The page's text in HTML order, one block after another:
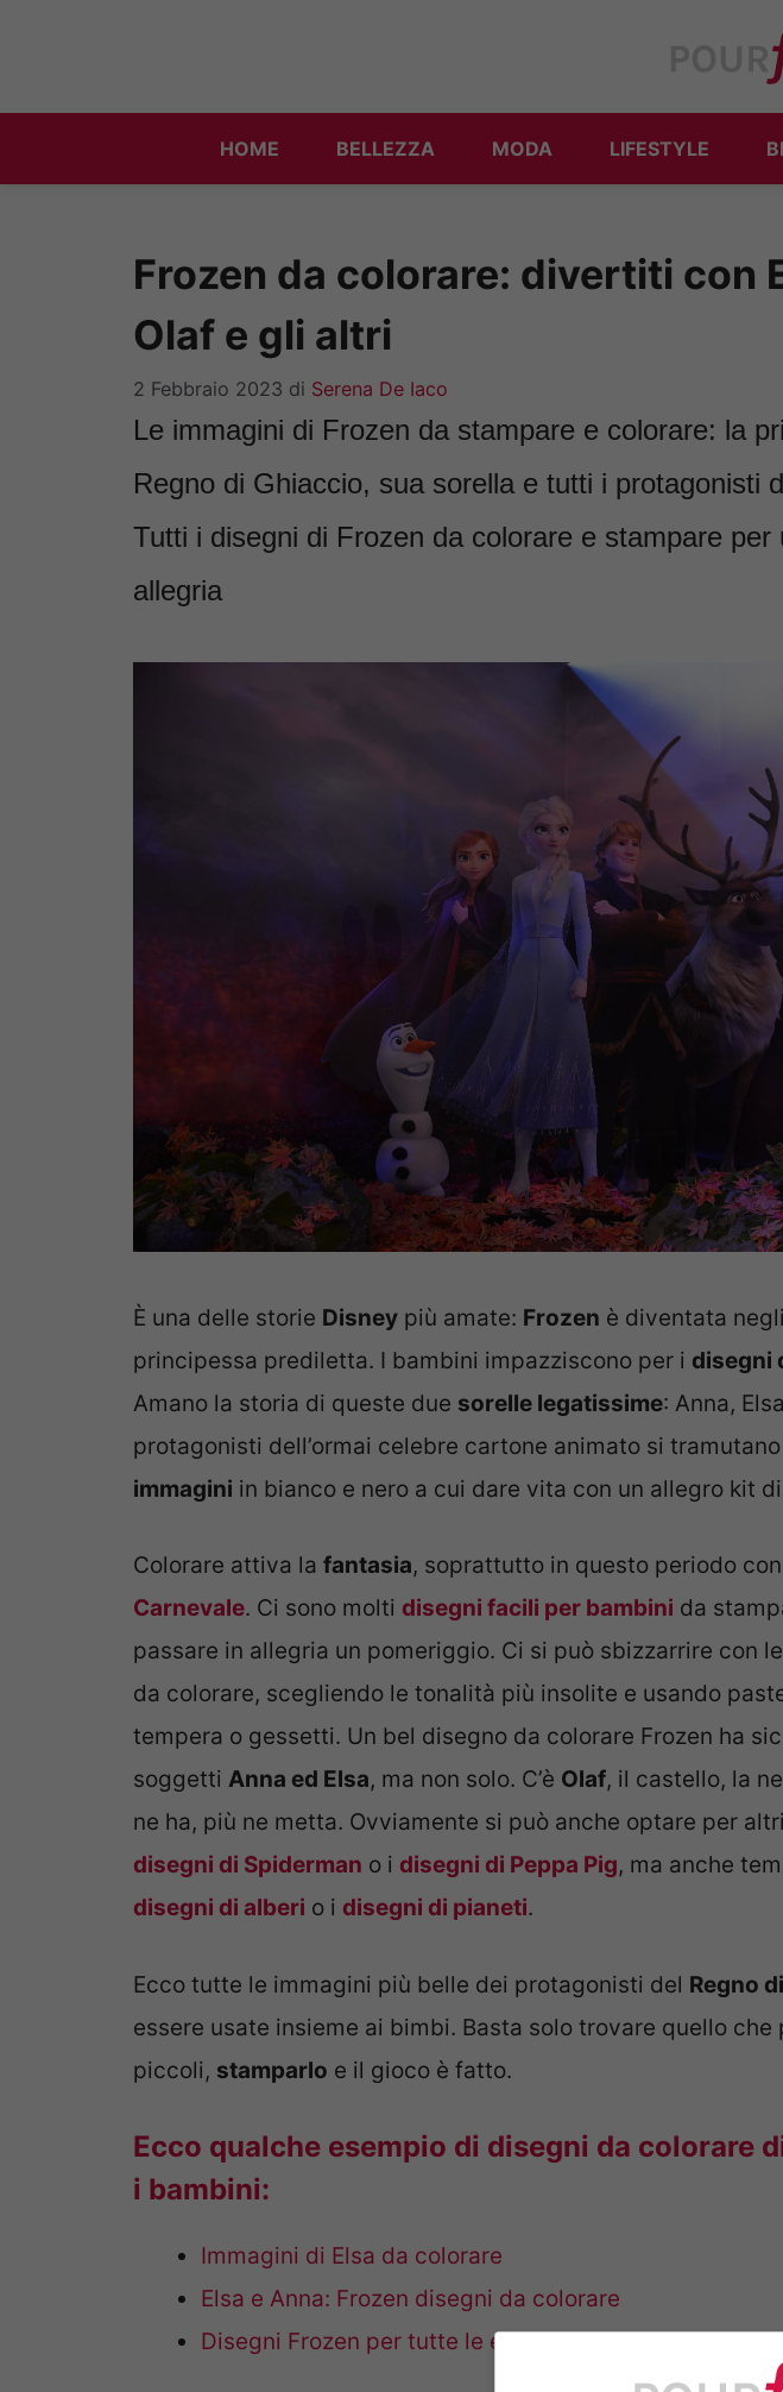
HOME BELLEZZA MODA LIFESTYLE
Frozen da colorare: divertiti con
Olaf e gli altri
2 Febbraio 2023 di Serena De Iaco
Le immagini di Frozen da stampare e colorare: la
Regno di Ghiaccio, sua sorella e tutti i protagonisti
Tutti i disegni di Frozen da colorare e stampare per
allegria
È una delle storie Disney più amate: Frozen è diventata
principessa prediletta. I bambini impazziscono per i disegni
Amano la storia di queste due sorelle legatissime: Anna,
protagonisti dell’ormai celebre cartone animato si
immagini in bianco e nero a cui dare vita con un allegro kit
Colorare attiva la fantasia, soprattutto in questo periodo
Carnevale. Ci sono molti disegni facili per bambini da
passare in allegria un pomeriggio. Ci si può sbizzarrire con le
da colorare, scegliendo le tonalità più insolite e usando
tempera o gessetti. Un bel disegno da colorare Frozen ha
soggetti Anna ed Elsa, ma non solo. C’è Olaf, il castello, la
ne ha, più ne metta. Ovviamente si può anche optare per
disegni di Spiderman o i disegni di Peppa Pig, ma anche
disegni di alberi o i disegni di pianeti.
Ecco tutte le immagini più belle dei protagonisti del Regno
essere usate insieme ai bimbi. Basta solo trovare quello che
piccoli, stamparlo e il gioco è fatto.
Ecco qualche esempio di disegni da colorare
i bambini:
Immagini di Elsa da colorare
Elsa e Anna: Frozen disegni da colorare
Disegni Frozen per tutte le età